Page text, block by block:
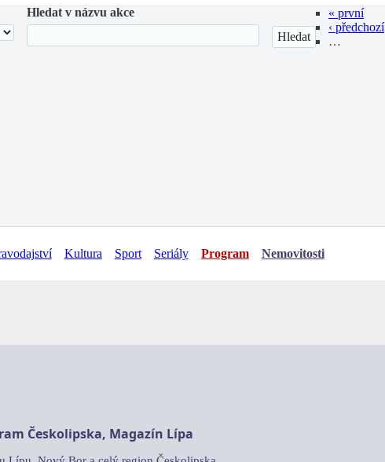
Hledat v názvu akce
« první
‹ předchozí
…
Kultura Sport Seriály Program Nemovitosti
Českolipska, Magazín Lípa